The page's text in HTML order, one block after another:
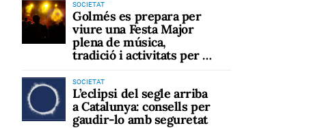
SOCIETAT
Golmés es prepara per
viure una Festa Major
plena de música,
tradició i activitats per a
SOCIETAT
L’eclipsi del segle arriba
a Catalunya: consells per
gaudir-lo amb seguretat